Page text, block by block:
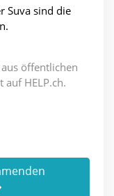
Suva sind die
öffentlichen
HELP.ch.